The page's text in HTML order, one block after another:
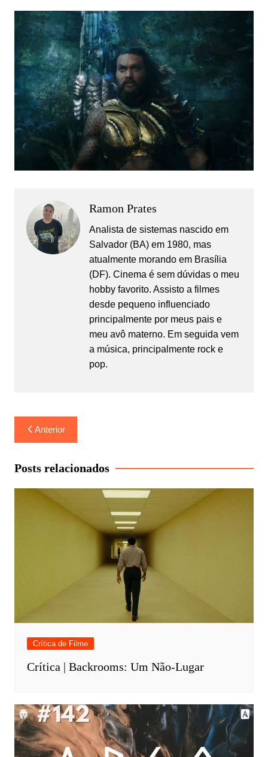
Ramon Prates
Analista de sistemas nascido em
Salvador (BA) em 1980, mas
atualmente morando em Brasília
(DF). Cinema é sem dúvidas o meu
hobby favorito. Assisto a filmes
desde pequeno influenciado
principalmente por meus pais e
meu avô materno. Em seguida vem
a música, principalmente rock e
pop.
Navegação
de
Post
Anterior
Posts relacionados
Crítica de Filme
Crítica | Backrooms: Um Não-Lugar